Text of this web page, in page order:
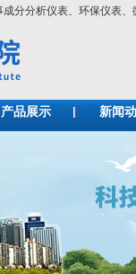
成分分析仪表、环保仪
产品展示 新闻